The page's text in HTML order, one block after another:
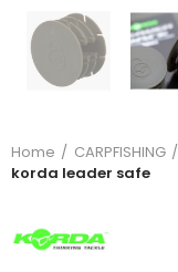
Home CARPFISHING
korda leader safe